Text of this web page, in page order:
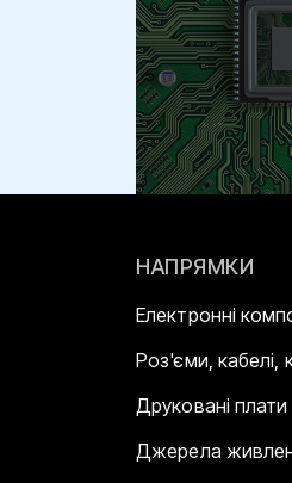
НАПРЯМКИ
Електронні
Роз'єми, кабелі,
Друковані плати
Джерела